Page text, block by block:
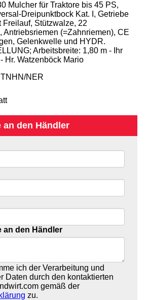
Mulcher für Traktore bis 45 PS,
Dreipunktbock Kat. I, Getriebe
Freilauf, Stützwalze, 22
Antriebsriemen (=Zahnriemen), CE
Gelenkwelle und HYDR.
Arbeitsbreite: 1,80 m - Ihr
Hr. Watzenböck Mario
TNHN/NER
an den Händler
an den Händler
ich der Verarbeitung und
Daten durch den kontaktierten
gemäß der
zu.